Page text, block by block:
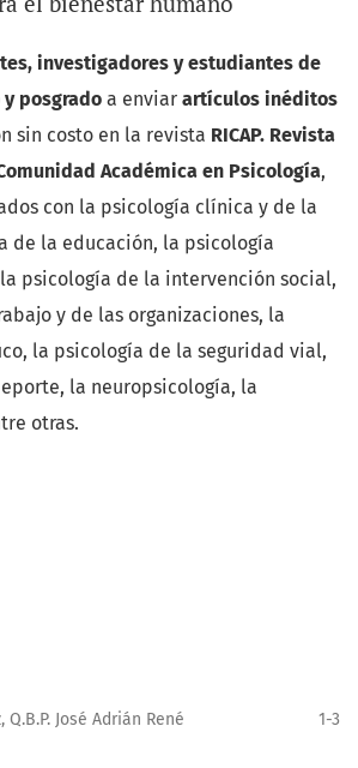
investigadores y estudiantes de
posgrado a enviar artículos inéditos
sin costo en la revista RICAP. Revista
Académica en Psicología,
con la psicología clínica y de la
de la educación, la psicología
psicología de la intervención social,
y de las organizaciones, la
la psicología de la seguridad vial,
la neuropsicología, la
otras.
José Adrián René
1-3